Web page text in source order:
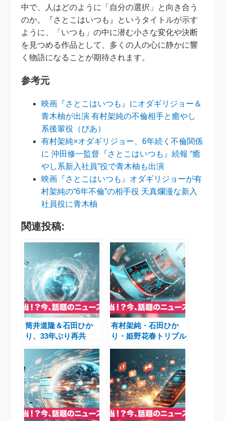
中で、人はどのように「自分の選択」と向き合う
のか。『さとこはいつも』というタイトルが示す
ように、「いつも」の中に潜む小さな変化や決断
を見つめる作品として、多くの人の心に静かに響
く物語になることが期待されます。
参考元
映画『さとこはいつも』にオダギリジョー＆
青木柚が出演 有村架純の不倫相手と癒やし
系後輩役（ぴあ）
有村架純×オダギリジョー、6年続く不倫関係
に 沖田修一監督『さとこはいつも』続報 “癒
やし系新入社員”役で青木柚も出演
映画『さとこはいつも』オダギリジョーが有
村架純の“6年不倫”の相手役 天真爛漫な新入
社員役に青木柚
関連投稿:
筒井道隆＆石田ひか
り、33年ぶり再共
つも』で夫婦役に
有村架純・石田ひか
り・姫野花春トリプル
いつも」9月18日公開